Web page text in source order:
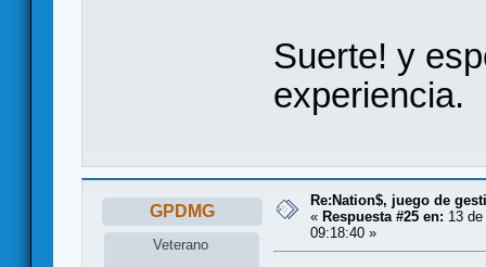
Suerte! y
experiencia.
GPDMG
Veterano
Re:Nation$, juego de
« Respuesta #25 en: 13
09:18:40 »